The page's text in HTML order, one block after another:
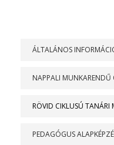
ÁLTALÁNOS
NAPPALI MUNKARENDŰ
RÖVID CIKLUSÚ TANÁRI
PEDAGÓGUS